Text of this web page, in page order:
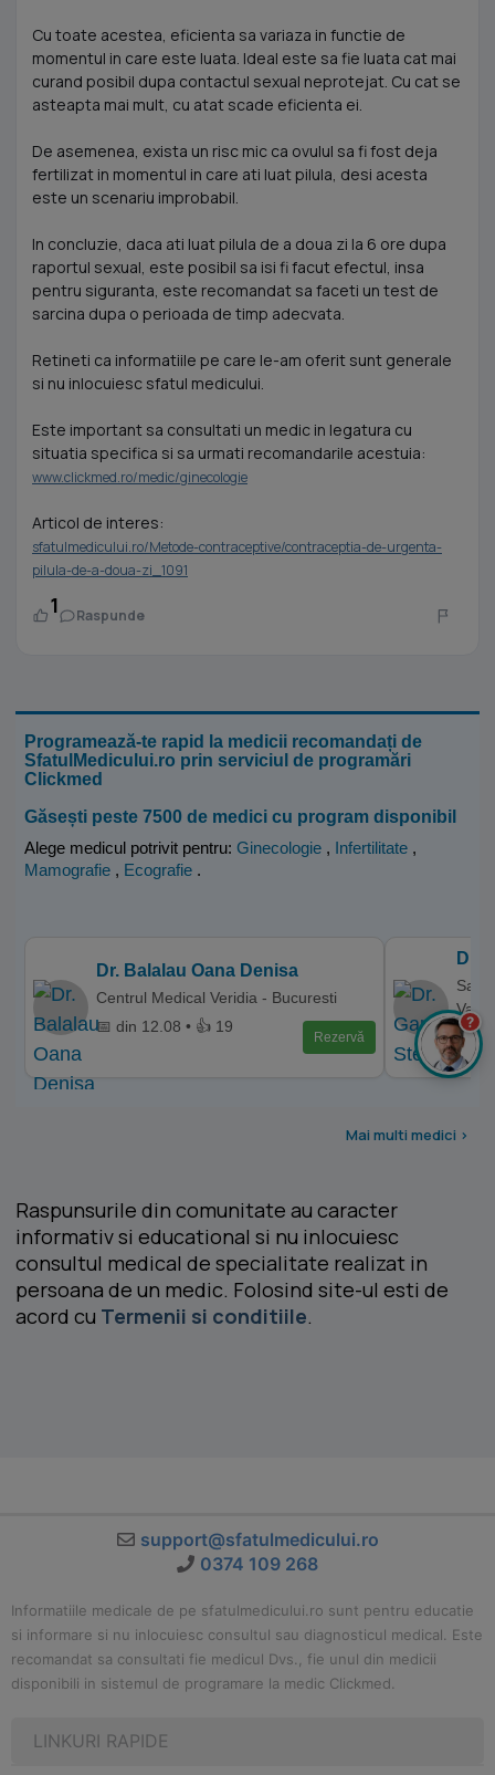
Cu toate acestea, eficienta sa variaza in functie de
momentul in care este luata. Ideal este sa fie luata cat mai
curand posibil dupa contactul sexual neprotejat. Cu cat se
asteapta mai mult, cu atat scade eficienta ei.
De asemenea, exista un risc mic ca ovulul sa fi fost deja
fertilizat in momentul in care ati luat pilula, desi acesta
este un scenariu improbabil.
In concluzie, daca ati luat pilula de a doua zi la 6 ore dupa
raportul sexual, este posibil sa isi fi facut efectul, insa
pentru siguranta, este recomandat sa faceti un test de
sarcina dupa o perioada de timp adecvata.
Retineti ca informatiile pe care le-am oferit sunt generale
si nu inlocuiesc sfatul medicului.
Este important sa consultati un medic in legatura cu
situatia specifica si sa urmati recomandarile acestuia:
www.clickmed.ro/medic/ginecologie
Articol de interes:
sfatulmedicului.ro/Metode-contraceptive/contraceptia-de-urgenta-
pilula-de-a-doua-zi_1091
1 Raspunde
Programează-te rapid la medicii recomandați de
SfatulMedicului.ro prin serviciul de programări
Clickmed
Găsești peste 7500 de medici cu program disponibil
Alege medicul potrivit pentru: Ginecologie , Infertilitate ,
Mamografie , Ecografie .
Dr. Balalau Oana Denisa
Centrul Medical Veridia - Bucuresti
📅 din 12.08 • 👍 19
Rezervă
Dr.
📅
Mai multi medici >
Raspunsurile din comunitate au caracter
informativ si educational si nu inlocuiesc
consultul medical de specialitate realizat in
persoana de un medic. Folosind site-ul esti de
acord cu Termenii si conditiile.
support@sfatulmedicului.ro
0374 109 268
Informatiile medicale de pe sfatulmedicului.ro sunt pentru educatie
si informare si nu inlocuiesc consultul sau diagnosticul medical. Este
recomandat sa consultati fie medicul Dvs., fie unul din medicii
disponibili in sistemul de programare la medic Clickmed.
LINKURI RAPIDE
?